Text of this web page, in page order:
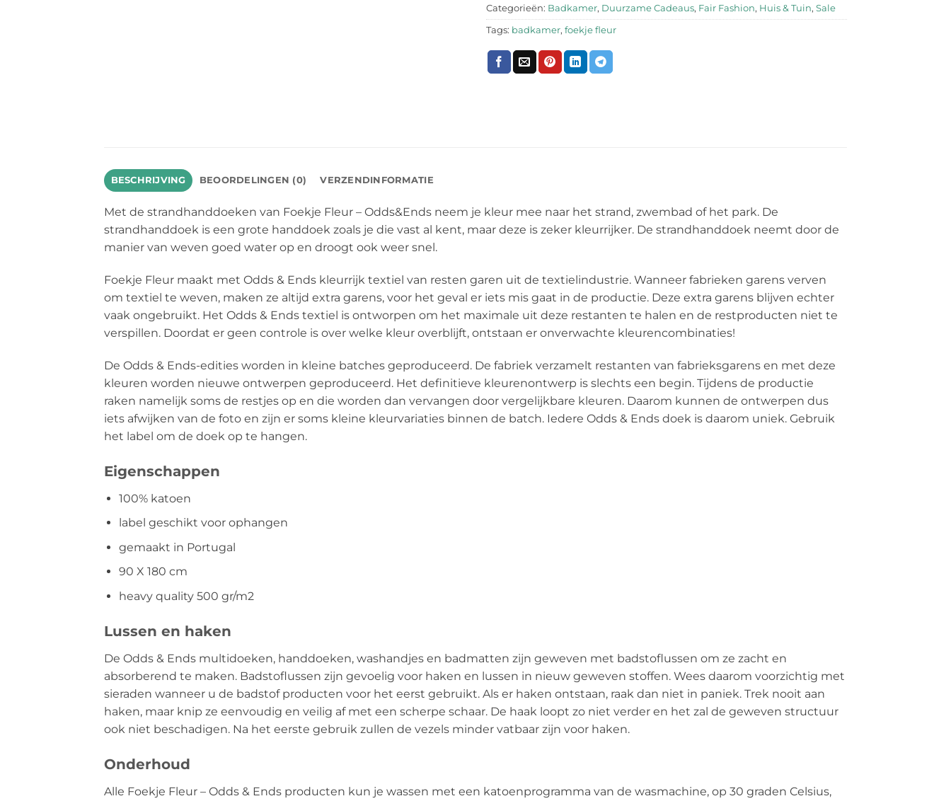
Categorieën: Badkamer, Duurzame Cadeaus, Fair Fashion, Huis & Tuin, Sale
Tags: badkamer, foekje fleur
BESCHRIJVING BEOORDELINGEN (0) VERZENDINFORMATIE
Met de strandhanddoeken van Foekje Fleur – Odds&Ends neem je kleur mee naar het strand, zwembad of het park. De
strandhanddoek is een grote handdoek zoals je die vast al kent, maar deze is zeker kleurrijker. De strandhanddoek neemt door de
manier van weven goed water op en droogt ook weer snel.
Foekje Fleur maakt met Odds & Ends kleurrijk textiel van resten garen uit de textielindustrie. Wanneer fabrieken garens verven
om textiel te weven, maken ze altijd extra garens, voor het geval er iets mis gaat in de productie. Deze extra garens blijven echter
vaak ongebruikt. Het Odds & Ends textiel is ontworpen om het maximale uit deze restanten te halen en de restproducten niet te
verspillen. Doordat er geen controle is over welke kleur overblijft, ontstaan er onverwachte kleurencombinaties!
De Odds & Ends-edities worden in kleine batches geproduceerd. De fabriek verzamelt restanten van fabrieksgarens en met deze
kleuren worden nieuwe ontwerpen geproduceerd. Het definitieve kleurenontwerp is slechts een begin. Tijdens de productie
raken namelijk soms de restjes op en die worden dan vervangen door vergelijkbare kleuren. Daarom kunnen de ontwerpen dus
iets afwijken van de foto en zijn er soms kleine kleurvariaties binnen de batch. Iedere Odds & Ends doek is daarom uniek. Gebruik
het label om de doek op te hangen.
Eigenschappen
100% katoen
label geschikt voor ophangen
gemaakt in Portugal
90 X 180 cm
heavy quality 500 gr/m2
Lussen en haken
De Odds & Ends multidoeken, handdoeken, washandjes en badmatten zijn geweven met badstoflussen om ze zacht en
absorberend te maken. Badstoflussen zijn gevoelig voor haken en lussen in nieuw geweven stoffen. Wees daarom voorzichtig met
sieraden wanneer u de badstof producten voor het eerst gebruikt. Als er haken ontstaan, raak dan niet in paniek. Trek nooit aan
haken, maar knip ze eenvoudig en veilig af met een scherpe schaar. De haak loopt zo niet verder en het zal de geweven structuur
ook niet beschadigen. Na het eerste gebruik zullen de vezels minder vatbaar zijn voor haken.
Onderhoud
Alle Foekje Fleur – Odds & Ends producten kun je wassen met een katoenprogramma van de wasmachine, op 30 graden Celsius,